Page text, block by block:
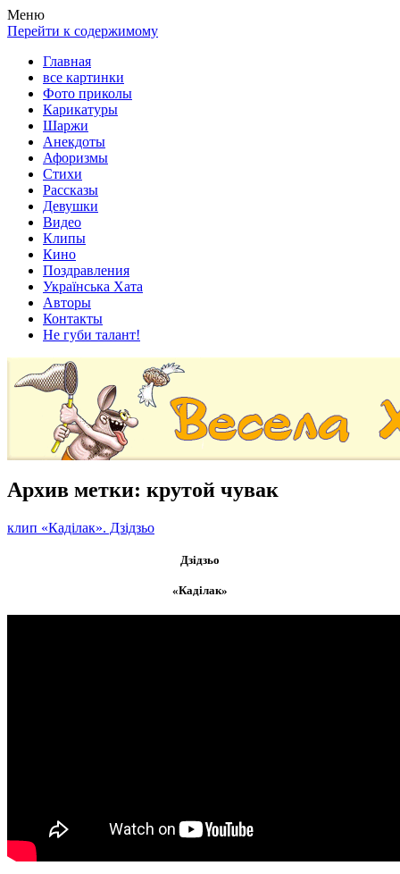
Весела хата — прикольные картинки, смешные истории,
клипы!
Покажем всем ваши фото приколы, карикатуры, шаржи, стихи,
рассказы, видео и песни!
Меню
Перейти к содержимому
Главная
все картинки
Фото приколы
Карикатуры
Шаржи
Анекдоты
Афоризмы
Стихи
Рассказы
Девушки
Видео
Клипы
Кино
Поздравления
Українська Хата
Авторы
Контакты
Не губи талант!
Архив метки: крутой чувак
клип «Каділак». Дзідзьо
Дзідзьо
«Каділак»